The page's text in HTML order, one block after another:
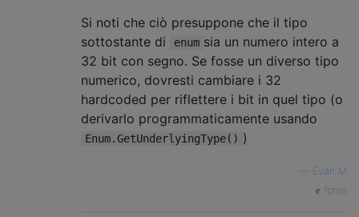
Si noti che ciò presuppone che il tipo
sottostante di
enum sia un numero intero a
32 bit con segno. Se fosse un diverso tipo
numerico, dovresti cambiare i 32
hardcoded per riflettere i bit in quel tipo (o
derivarlo programmaticamente usando
Enum.GetUnderlyingType() )
Evan M
fonte